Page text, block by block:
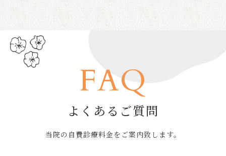
FAQ
よくあるご質問
当院の自費診療料金をご案内致します。